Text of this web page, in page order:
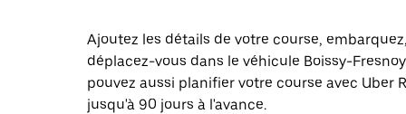
Ajoutez les détails de votre course,
déplacez-vous dans le véhicule Boissy-
pouvez aussi planifier votre course avec Uber
jusqu'à 90 jours à l'avance.